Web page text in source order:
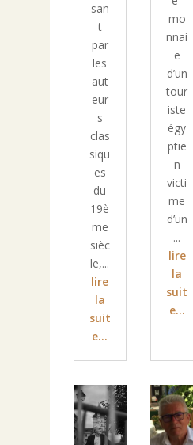
san
t
par
les
aut
eur
s
clas
siqu
es
du
19è
me
sièc
le,...
lire
la
suit
e...
mo
nnai
e
d’un
tour
iste
égy
ptie
n
victi
me
d’un
...
lire
la
suit
e...